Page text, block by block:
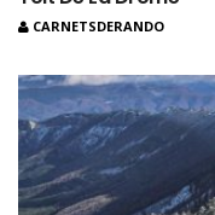
CARNETSDERANDO